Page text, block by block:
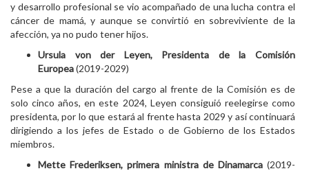
y desarrollo profesional se vio acompañado de una lucha contra el
cáncer de mamá, y aunque se convirtió en sobreviviente de la
afección, ya no pudo tener hijos.
Ursula von der Leyen, Presidenta de la Comisión
Europea(2019-2029)
Pese a que la duración del cargo al frente de la Comisión es de
solo cinco años, en este 2024, Leyen consiguió reelegirse como
presidenta, por lo que estará al frente hasta 2029 y así continuará
dirigiendo a los jefes de Estado o de Gobierno de los Estados
miembros.
Mette Frederiksen, primera ministra de Dinamarca(2019-